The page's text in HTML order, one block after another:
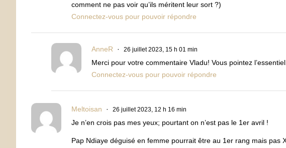
comment ne pas voir qu’ils méritent leur sort ?)
Connectez-vous pour pouvoir répondre
AnneR 26 juillet 2023, 15 h 01 min
Merci pour votre commentaire Vladu! Vous pointez
Connectez-vous pour pouvoir répondre
Meltoisan 26 juillet 2023, 12 h 16 min
Je n’en crois pas mes yeux; pourtant on n’est pas le 1er avril !
Pap Ndiaye déguisé en femme pourrait être au 1er rang mais